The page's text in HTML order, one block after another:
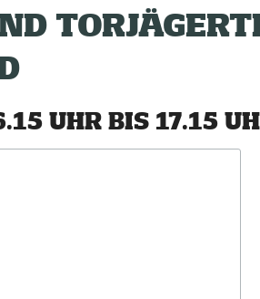
UHR BIS 17.15